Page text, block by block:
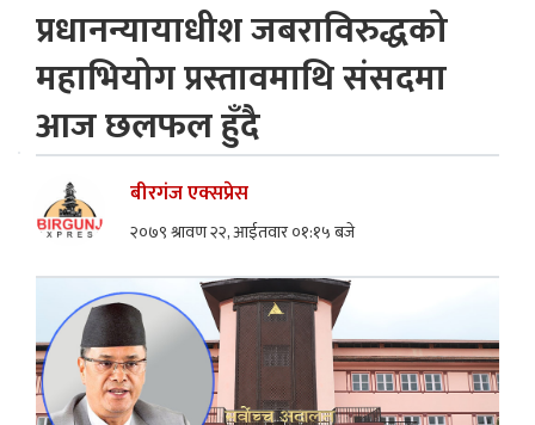
प्रधानन्यायाधीश जबराविरुद्धको
महाभियोग प्रस्तावमाथि संसदमा
आज छलफल हुँदै
बीरगंज एक्सप्रेस
२०७९ श्रावण २२, आईतवार ०१:१५ बजे